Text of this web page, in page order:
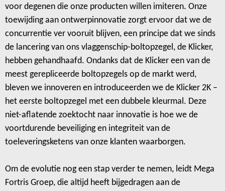
voor degenen die onze producten willen imiteren. Onze
toewijding aan ontwerpinnovatie zorgt ervoor dat we de
concurrentie ver vooruit blijven, een principe dat we sinds
de lancering van ons vlaggenschip-boltopzegel, de Klicker,
hebben gehandhaafd. Ondanks dat de Klicker een van de
meest gerepliceerde boltopzegels op de markt werd,
bleven we innoveren en introduceerden we de Klicker 2K –
het eerste boltopzegel met een dubbele kleurmal. Deze
niet-aflatende zoektocht naar innovatie is hoe we de
voortdurende beveiliging en integriteit van de
toeleveringsketens van onze klanten waarborgen.
Om de evolutie nog een stap verder te nemen, leidt Mega
Fortris Groep, die altijd heeft bijgedragen aan de